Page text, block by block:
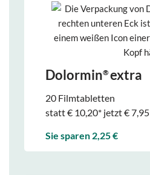
Dolormin® extra
20 Filmtabletten
statt € 10,20* jetzt € 7,95
Sie sparen 2,25 €